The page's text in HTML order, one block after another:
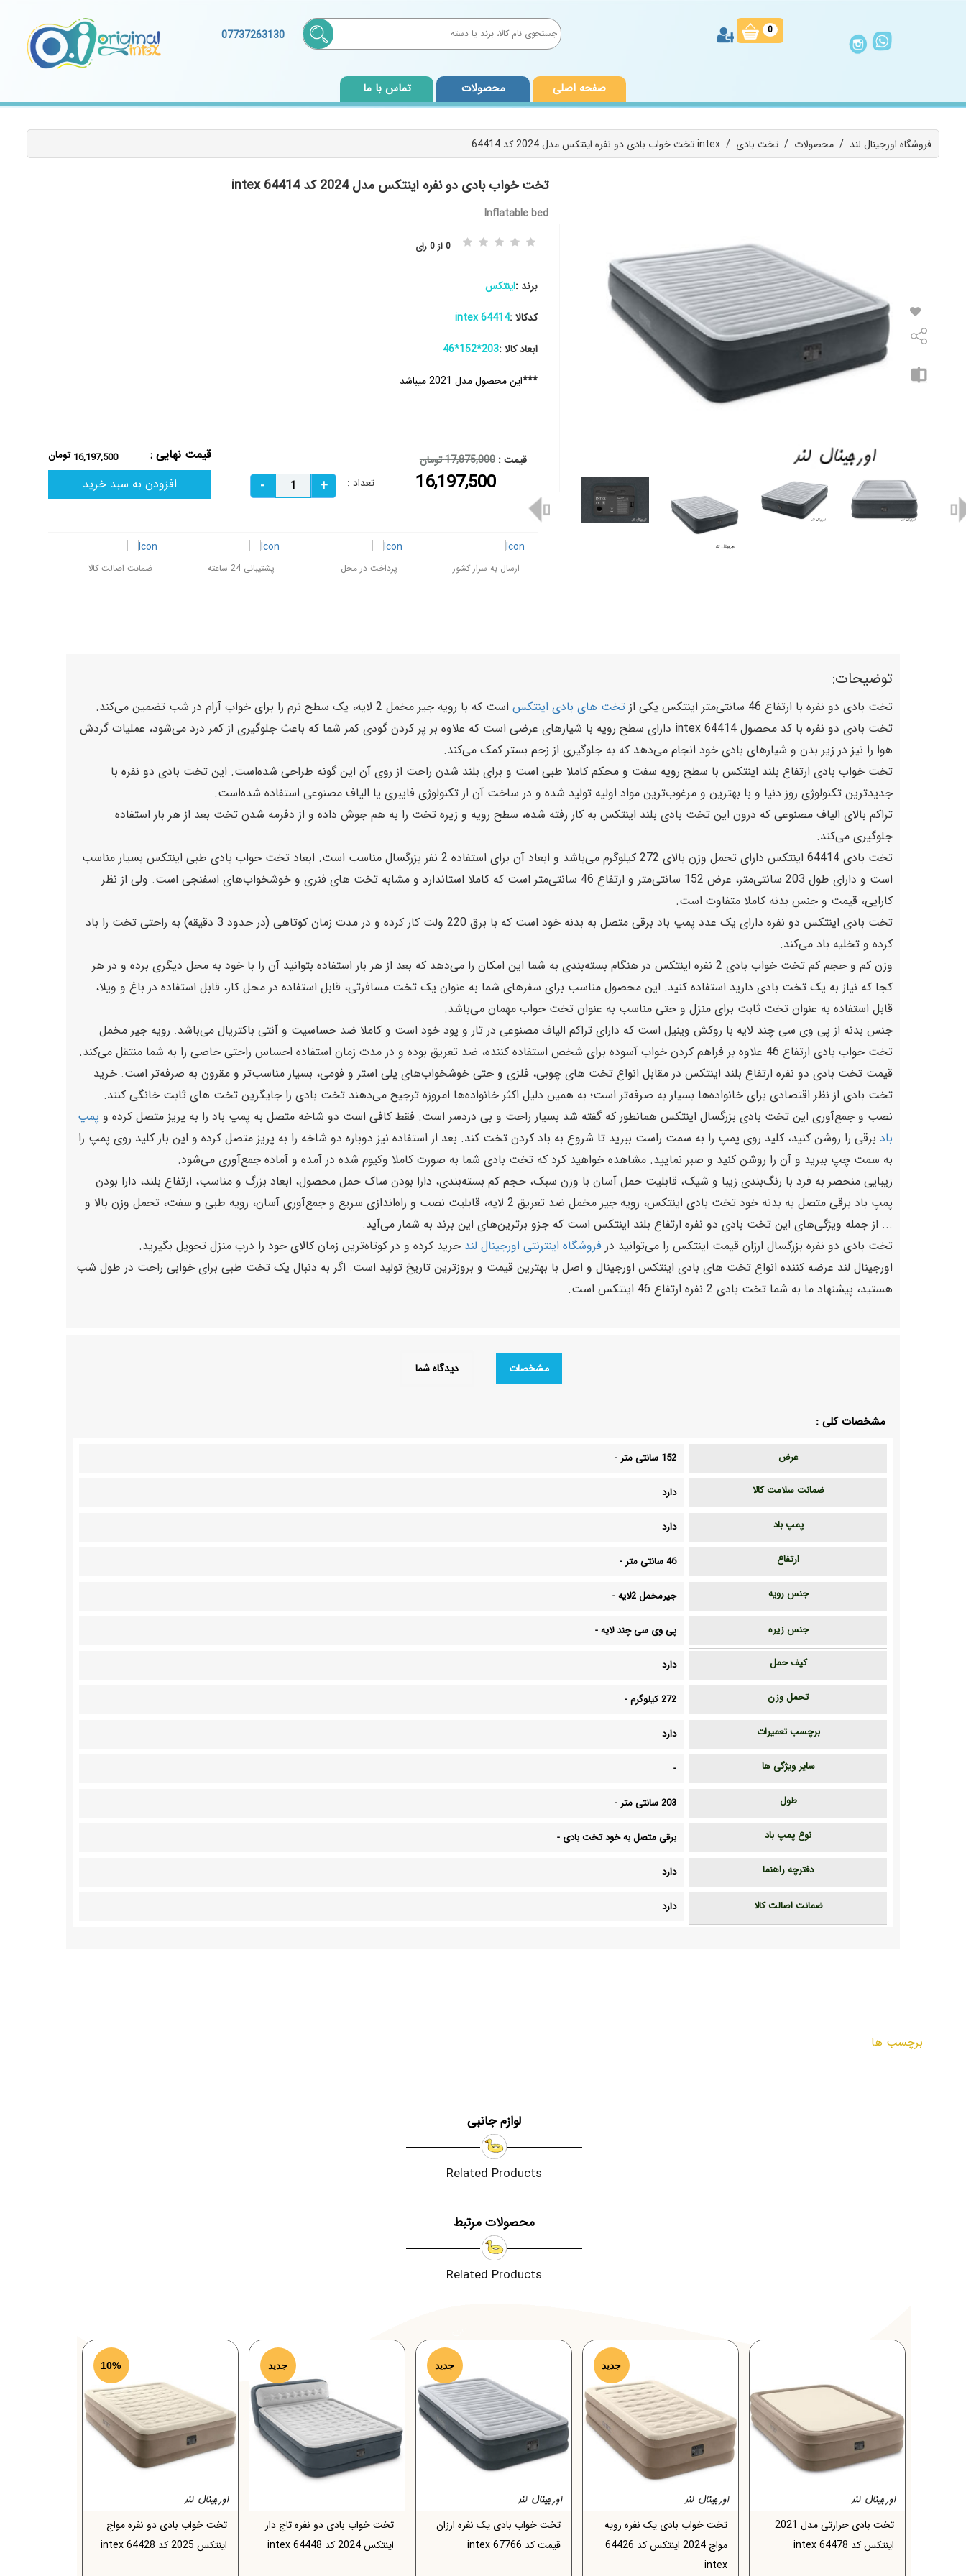
0
07737263130
صفحه اصلی محصولات تماس با ما
فروشگاه اورجینال لند / محصولات / تخت بادی / تخت خواب بادی دو نفره اینتکس مدل 2024 کد 64414 intex
تخت خواب بادی دو نفره اینتکس مدل 2024 کد 64414 intex
Inflatable bed
0 از 0 رای
برند :اینتکس
کدکالا :64414 intex
ابعاد کالا :203*152*46
***این محصول مدل 2021 میباشد
قیمت :17,875,000 تومان
16,197,500 تعداد :
قیمت نهایی : تومان 16,197,500
افزودن به سبد خرید
ارسال به سرار کشور پرداخت در محل پشتیبانی 24 ساعته ضمانت اصالت کالا
توضیحات:
تخت بادی دو نفره با ارتفاع 46 سانتی‌متر اینتکس یکی از تخت های بادی اینتکس است که با رویه جیر مخمل 2 لایه، یک سطح نرم را برای خواب آرام در شب تضمین می‌کند.
تخت بادی دو نفره با کد محصول 64414 intex دارای سطح رویه با شیارهای عرضی است که علاوه بر پر کردن گودی کمر شما که باعث جلوگیری از کمر درد می‌شود، عملیات گردش
هوا را نیز در زیر بدن و شیارهای بادی خود انجام می‌دهد که به جلوگیری از زخم بستر کمک می‌کند.
تخت خواب بادی ارتفاع بلند اینتکس با سطح رویه سفت و محکم کاملا طبی است و برای بلند شدن راحت از روی آن این گونه طراحی شده‌است. این تخت بادی دو نفره با
جدیدترین تکنولوژی روز دنیا و با بهترین و مرغوب‌ترین مواد اولیه تولید شده و در ساخت آن از تکنولوژی فایبری یا الیاف مصنوعی استفاده شده‌است.
تراکم بالای الیاف مصنوعی که درون این تخت بادی بلند اینتکس به کار رفته شده، سطح رویه و زیره تخت را به هم جوش داده و از دفرمه شدن تخت بعد از هر بار استفاده
جلوگیری می‌کند.
تخت بادی 64414 اینتکس دارای تحمل وزن بالای 272 کیلوگرم می‌باشد و ابعاد آن برای استفاده 2 نفر بزرگسال مناسب است. ابعاد تخت خواب بادی طبی اینتکس بسیار مناسب
است و دارای طول 203 سانتی‌متر، عرض 152 سانتی‌متر و ارتفاع 46 سانتی‌متر است که کاملا استاندارد و مشابه تخت‌ های فنری و خوشخواب‌های اسفنجی است. ولی از نظر
کارایی، قیمت و جنس بدنه کاملا متفاوت است.
تخت بادی اینتکس دو نفره دارای یک عدد پمپ باد برقی متصل به بدنه خود است که با برق 220 ولت کار کرده و در مدت زمان کوتاهی (در حدود 3 دقیقه) به راحتی تخت را باد
کرده و تخلیه باد می‌کند‌.
وزن کم و حجم کم تخت خواب بادی 2 نفره اینتکس در هنگام بسته‌بندی به شما این امکان را می‌دهد که بعد از هر بار استفاده بتوانید آن را با خود به محل دیگری برده و در هر
کجا که نیاز به یک تخت بادی دارید استفاده کنید. این محصول مناسب برای سفرهای شما به عنوان یک تخت مسافرتی، قابل استفاده در محل کار، قابل استفاده در باغ و ویلا،
قابل استفاده به عنوان تخت ثابت برای منزل و حتی مناسب به عنوان تخت خواب مهمان می‌باشد.
جنس بدنه از پی‌ وی‌ سی چند لایه با روکش وینیل است که دارای تراکم الیاف مصنوعی در تار و پود خود است و کاملا ضد حساسیت و آنتی باکتریال می‌باشد. رویه جیر مخمل
تخت خواب بادی ارتفاع 46 علاوه بر فراهم کردن خواب آسوده برای شخص استفاده کننده، ضد تعریق بوده و در مدت زمان استفاده احساس راحتی خاصی را به شما منتقل می‌کند.
قیمت تخت بادی دو نفره ارتفاع بلند اینتکس در مقابل انواع تخت‌ های چوبی، فلزی و حتی خوشخواب‌های پلی استر و فومی، بسیار مناسب‌تر و مقرون به صرفه‌تر است. خرید
تخت بادی از نظر اقتصادی برای خانواده‌ها بسیار به صرفه‌تر است؛ به همین دلیل اکثر خانواده‌ها امروزه ترجیح می‌دهند تخت بادی را جایگزین تخت‌ های ثابت خانگی کنند.
نصب و جمع‌آوری این تخت بادی بزرگسال اینتکس همانطور که گفته شد بسیار راحت و بی دردسر است. فقط کافی است دو شاخه متصل به پمپ باد را به پریز متصل کرده و پمپ
باد برقی را روشن کنید، کلید روی پمپ را به سمت راست ببرید تا شروع به باد کردن تخت کند. بعد از استفاده نیز دوباره دو شاخه را به پریز متصل کرده و این بار کلید روی پمپ را
به سمت چپ ببرید و آن را روشن کنید و صبر نمایید. مشاهده خواهید کرد که تخت بادی شما به صورت کاملا وکیوم شده در آمده و آماده جمع‌آوری می‌شود.
زیبایی منحصر به فرد با رنگ‌بندی زیبا و شیک، قابلیت حمل آسان با وزن سبک، حجم کم بسته‌بندی، دارا بودن ساک حمل محصول، ابعاد بزرگ و مناسب، ارتفاع بلند، دارا بودن
پمپ باد برقی متصل به بدنه خود تخت بادی اینتکس، رویه جیر مخمل ضد تعریق 2 لایه، قابلیت نصب و راه‌اندازی سریع و جمع‌آوری آسان، رویه طبی و سفت، تحمل وزن بالا و
... از جمله ویژگی‌های این تخت بادی دو نفره ارتفاع بلند اینتکس است که جزو برترین‌های این برند به شمار می‌آید.
تخت بادی دو نفره بزرگسال ارزان قیمت اینتکس را می‌توانید در فروشگاه اینترنتی اورجینال لند خرید کرده و در کوتاه‌ترین زمان کالای خود را درب منزل تحویل بگیرید.
اورجینال لند عرضه کننده انواع تخت های بادی اینتکس اورجینال و اصل با بهترین قیمت و بروزترین تاریخ تولید است. اگر به دنبال یک تخت طبی برای خوابی راحت در طول شب
هستید، پیشنهاد ما به شما تخت بادی 2 نفره ارتفاع 46 اینتکس است.
مشخصات دیدگاه شما
مشخصات کلی :
عرض 152 سانتی متر -
ضمانت سلامت کالا دارد
پمپ باد دارد
ارتفاع 46 سانتی متر -
جنس رویه جیرمخمل 2لایه -
جنس زیره پی وی سی چند لایه-
کیف حمل دارد
تحمل وزن 272 کیلوگرم -
برچسب تعمیرات دارد
سایر ویژگی ها -
طول 203 سانتی متر -
نوع پمپ باد برقی متصل به خود تخت بادی -
دفترچه راهنما دارد
ضمانت اصالت کالا دارد
برچسب ها
لوازم جانبی
Related Products
محصولات مرتبط
Related Products
10%
تخت خواب بادی دو نفره مواج
اینتکس 2025 کد 64428 intex
جدید
تخت خواب بادی دو نفره تاج دار
اینتکس 2024 کد 64448 intex
جدید
تخت خواب بادی یک نفره ارزان
قیمت کد 67766 intex
جدید
تخت خواب بادی یک نفره رویه
مواج 2024 اینتکس کد 64426
intex
تخت بادی حرارتی مدل 2021
اینتکس کد 64478 intex